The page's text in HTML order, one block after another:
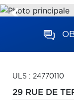
ULS : 24770110
29 RUE DE